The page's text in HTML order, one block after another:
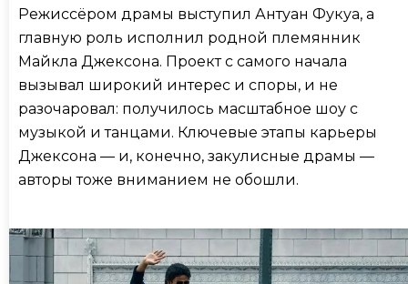
Режиссёром драмы выступил Антуан Фукуа, а
главную роль исполнил родной племянник
Майкла Джексона. Проект с самого начала
вызывал широкий интерес и споры, и не
разочаровал: получилось масштабное шоу с
музыкой и танцами. Ключевые этапы карьеры
Джексона — и, конечно, закулисные драмы —
авторы тоже вниманием не обошли.